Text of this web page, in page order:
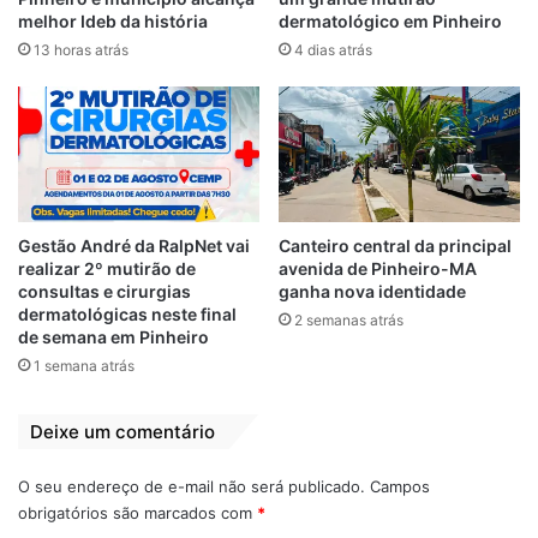
Durante a reunião, os dirigentes puderam
tirar dúvidas, apresentar sugestões e
fortalecimento da competição. A
expectativa é de que o campeonato tenha
grande repercussão e envolvimento
popular, reacendendo a paixão pelo esporte
em Pinheiro.
Com o retorno do Campeonato Pinheirense,
a gestão “Reconstruir e Avançar” reafirma
seu compromisso com o incentivo ao
competição se consolida como um espaço
de integração comunitária e revelação de
talentos para o futebol da região.
melhor Ideb da história
13 horas atrás
dermatológico em Pinheiro
4 dias atrás
Gestão André da RalpNet vai
realizar 2º mutirão de
consultas e cirurgias
dermatológicas neste final
de semana em Pinheiro
1 semana atrás
Canteiro central da principal
avenida de Pinheiro-MA
ganha nova identidade
2 semanas atrás
Deixe um comentário
O seu endereço de e-mail não será publicado. Campos
obrigatórios são marcados com *